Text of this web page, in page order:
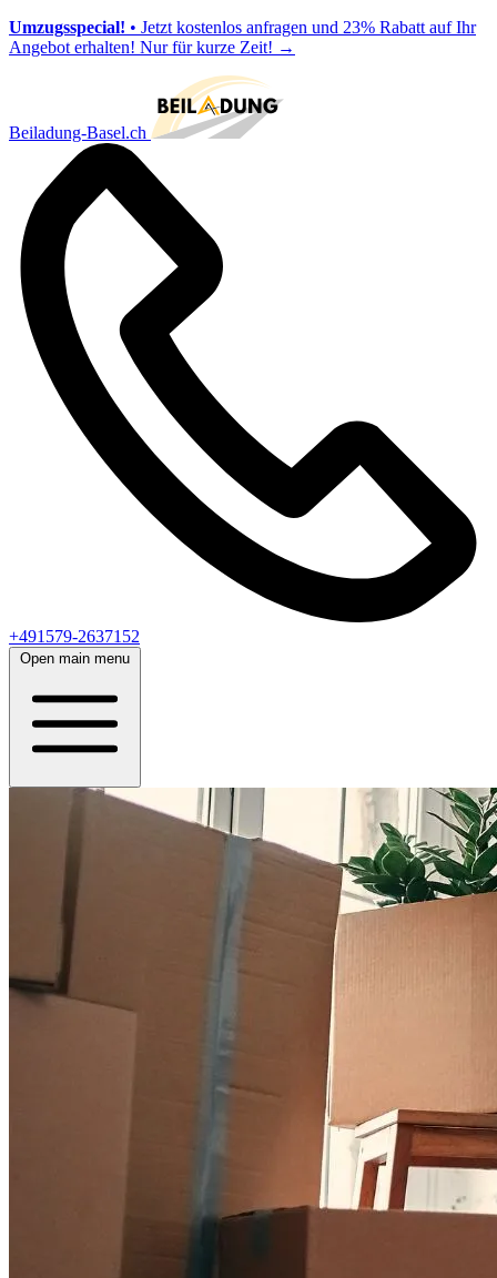
Umzugsspecial! • Jetzt kostenlos anfragen und 23% Rabatt auf Ihr
Angebot erhalten! Nur für kurze Zeit! →
Beiladung-Basel.ch
+491579-2637152
Open main menu